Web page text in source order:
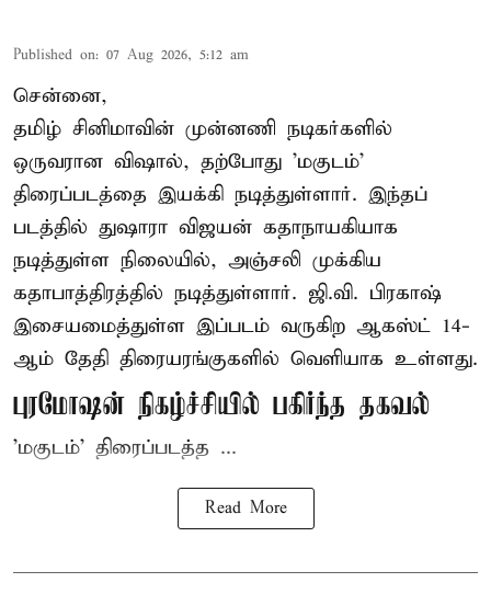
Published on: 07 Aug 2026, 5:12 am
சென்னை,
தமிழ் சினிமாவின் முன்னணி நடிகர்களில்
ஒருவரான விஷால், தற்போது 'மகுடம்'
திரைப்படத்தை இயக்கி நடித்துள்ளார். இந்தப்
படத்தில் துஷாரா விஜயன் கதாநாயகியாக
நடித்துள்ள நிலையில், அஞ்சலி முக்கிய
கதாபாத்திரத்தில் நடித்துள்ளார். ஜி.வி. பிரகாஷ்
இசையமைத்துள்ள இப்படம் வருகிற ஆகஸ்ட் 14-
ஆம் தேதி திரையரங்குகளில் வெளியாக உள்ளது.
புரமோஷன் நிகழ்ச்சியில் பகிர்ந்த தகவல்
'மகுடம்' திரைப்படத்த ...
Read More